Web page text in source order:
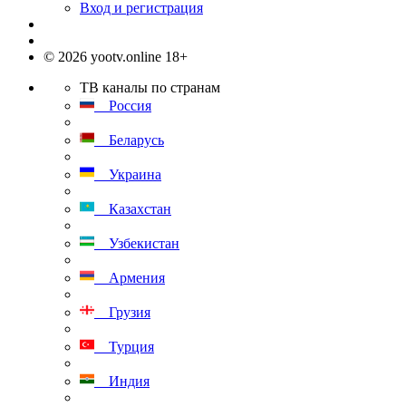
Вход и регистрация
© 2026 yootv.online 18+
ТВ каналы по странам
Россия
Беларусь
Украина
Казахстан
Узбекистан
Армения
Грузия
Турция
Индия